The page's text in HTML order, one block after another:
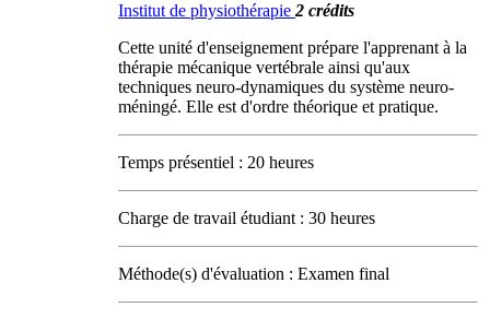
Institut de physiothérapie 2 crédits
Cette unité d'enseignement prépare l'apprenant à la
thérapie mécanique vertébrale ainsi qu'aux
techniques neuro-dynamiques du système neuro-
méningé. Elle est d'ordre théorique et pratique.
Temps présentiel : 20 heures
Charge de travail étudiant : 30 heures
Méthode(s) d'évaluation : Examen final